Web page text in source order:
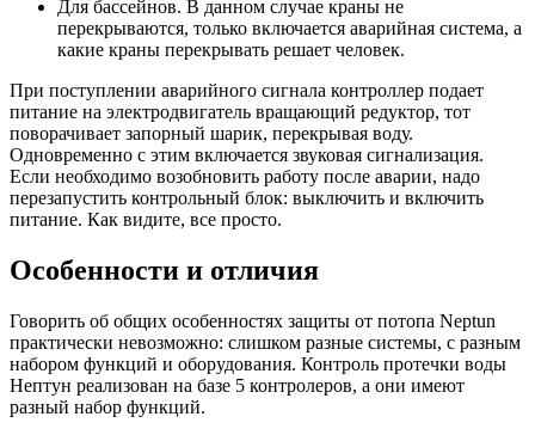
Для бассейнов. В данном случае краны не
перекрываются, только включается аварийная система, а
какие краны перекрывать решает человек.
При поступлении аварийного сигнала контроллер подает
питание на электродвигатель вращающий редуктор, тот
поворачивает запорный шарик, перекрывая воду.
Одновременно с этим включается звуковая сигнализация.
Если необходимо возобновить работу после аварии, надо
перезапустить контрольный блок: выключить и включить
питание. Как видите, все просто.
Особенности и отличия
Говорить об общих особенностях защиты от потопа Neptun
практически невозможно: слишком разные системы, с разным
набором функций и оборудования. Контроль протечки воды
Нептун реализован на базе 5 контролеров, а они имеют
разный набор функций.